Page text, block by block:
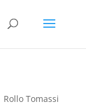
Rollo Tomassi